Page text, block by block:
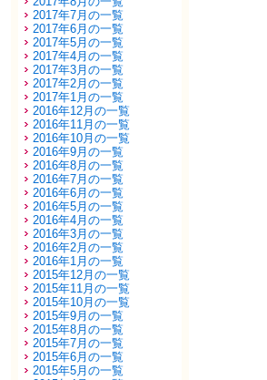
2017年7月の一覧
2017年6月の一覧
2017年5月の一覧
2017年4月の一覧
2017年3月の一覧
2017年2月の一覧
2017年1月の一覧
2016年12月の一覧
2016年11月の一覧
2016年10月の一覧
2016年9月の一覧
2016年8月の一覧
2016年7月の一覧
2016年6月の一覧
2016年5月の一覧
2016年4月の一覧
2016年3月の一覧
2016年2月の一覧
2016年1月の一覧
2015年12月の一覧
2015年11月の一覧
2015年10月の一覧
2015年9月の一覧
2015年8月の一覧
2015年7月の一覧
2015年6月の一覧
2015年5月の一覧